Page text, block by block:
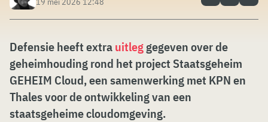
Defensie heeft extrauitleggegeven over de
geheimhouding rond het project Staatsgeheim
GEHEIM Cloud, een samenwerking met KPN en
Thales voor de ontwikkeling van een
staatsgeheime cloudomgeving.